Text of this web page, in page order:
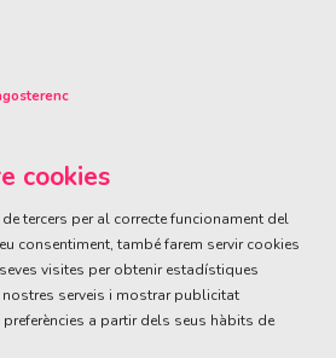
05
cultura@llagostera.cat
cookies
tercers per al correcte funcionament del
consentiment, també farem servir cookies
visites per obtenir estadístiques
serveis i mostrar publicitat
a partir dels seus hàbits de